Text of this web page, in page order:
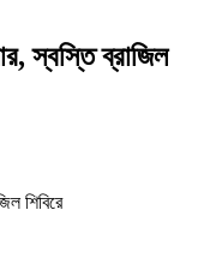
স্বস্তি ব্রাজিল